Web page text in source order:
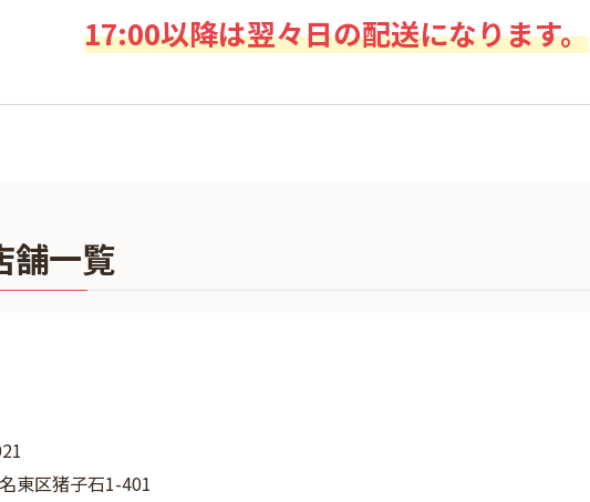
17:00以降は翌々日の配送になります。
舗一覧
東区猪子石1-401